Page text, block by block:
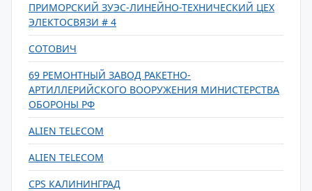
ПРИМОРСКИЙ ЗУЭС-ЛИНЕЙНО-ТЕХНИЧЕСКИЙ ЦЕХ
ЭЛЕКТОСВЯЗИ # 4
СОТОВИЧ
69 РЕМОНТНЫЙ ЗАВОД РАКЕТНО-
АРТИЛЛЕРИЙСКОГО ВООРУЖЕНИЯ МИНИСТЕРСТВА
ОБОРОНЫ РФ
ALIEN TELECOM
ALIEN TELECOM
CPS КАЛИНИНГРАД